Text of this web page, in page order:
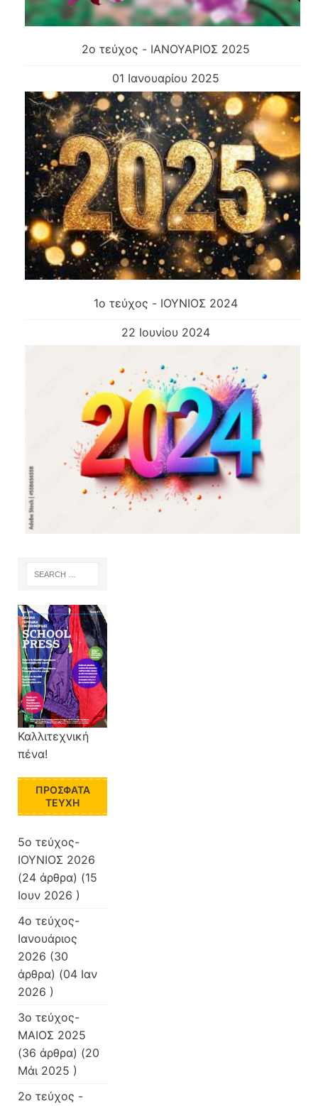
2ο τεύχος - ΙΑΝΟΥΑΡΙΟΣ 2025
01 Ιανουαρίου 2025
1ο τεύχος - ΙΟΥΝΙΟΣ 2024
22 Ιουνίου 2024
Καλλιτεχνική
πένα!
ΠΡΌΣΦΑΤΑ
ΤΕΎΧΗ
5ο τεύχος-
ΙΟΥΝΙΟΣ 2026
(24 άρθρα) (15
Ιουν 2026 )
4ο τεύχος-
Ιανουάριος
2026 (30
άρθρα) (04 Ιαν
2026 )
3ο τεύχος-
ΜΑΙΟΣ 2025
(36 άρθρα) (20
Μάι 2025 )
2ο τεύχος -